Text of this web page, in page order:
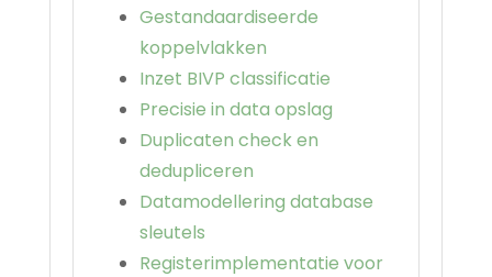
Gestandaardiseerde
koppelvlakken
Inzet BIVP classificatie
Precisie in data opslag
Duplicaten check en
dedupliceren
Datamodellering database
sleutels
Registerimplementatie voor